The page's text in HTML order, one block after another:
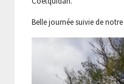
Belle journée suivie de notre